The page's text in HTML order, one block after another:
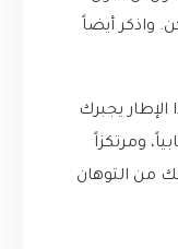
واذكر أيضاً
يجبرك
ومرتكزاً
من التوهان